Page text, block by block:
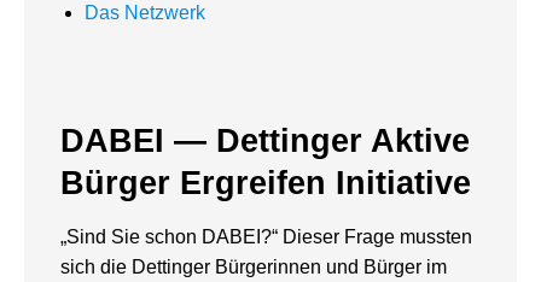
Das Netzwerk
DABEI — Dettinger Aktive
Bürger Ergreifen Initiative
„Sind Sie schon DABEI?“ Dieser Frage mussten
sich die Dettinger Bürgerinnen und Bürger im